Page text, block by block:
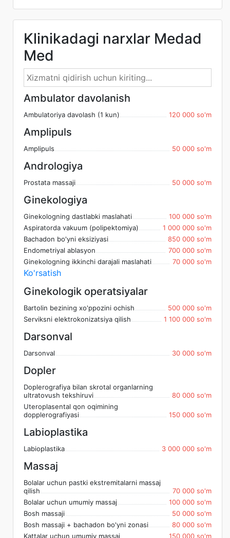
Klinikadagi narxlar Medad
Med
Ambulator davolanish
Ambulatoriya davolash (1 kun) 120 000 so'm
Amplipuls
Amplipuls 50 000 so'm
Andrologiya
Prostata massaji 50 000 so'm
Ginekologiya
Ginekologning dastlabki maslahati
100 000 so'm
Aspiratorda vakuum (polipektomiya)
1 000 000 so'm
Bachadon bo'yni eksiziyasi
850 000 so'm
Endometriyal ablasyon
700 000 so'm
Ginekologning ikkinchi darajali maslahati
70 000 so'm
Ko'rsatish
Ginekologik operatsiyalar
Bartolin bezining xo'ppozini ochish
500 000 so'm
Serviksni elektrokonizatsiya qilish
1 100 000 so'm
Darsonval
Darsonval 30 000 so'm
Dopler
Doplerografiya bilan skrotal organlarning
ultratovush tekshiruvi
80 000 so'm
Uteroplasental qon oqimining
dopplerografiyasi
150 000 so'm
Labioplastika
Labioplastika 3 000 000 so'm
Massaj
Bolalar uchun pastki ekstremitalarni massaj
qilish
70 000 so'm
Bolalar uchun umumiy massaj
100 000 so'm
Bosh massaji
50 000 so'm
Bosh massaji + bachadon bo'yni zonasi
80 000 so'm
Kattalar uchun umumiy massaj
150 000 so'm